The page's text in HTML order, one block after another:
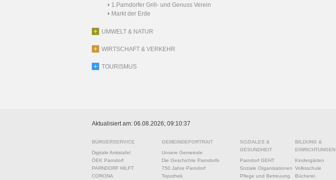
1.Parndorfer Grill- und Genuss Verein
Markt der Erde
UMWELT & NATUR
WIRTSCHAFT & VERKEHR
TOURISMUS
Aktualisiert am: 06.08.2026; 09:10:37
BÜRGERSERVICE
Digitale Amtstafel
ÖEK Parndorf
PARNDORF HILFT
CORONA
GEMEINDEPORTRAIT
Unsere Gemeinde
Die Geschichte Parndorfs
750 Jahre Parndorf
Topothek
SOZIALES &
GESUNDHEIT
Parndorf GEHT
Soziale Organisationen
Pflege und Betreuung
BILDUNG &
EINRICHTUNGEN
Kindergärten
Volksschule
Bücherei